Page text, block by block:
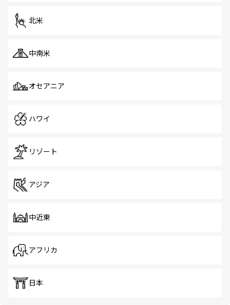
北米
中南米
オセアニア
ハワイ
リゾート
アジア
中近東
アフリカ
日本